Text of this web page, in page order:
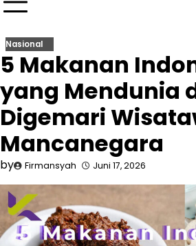
Nasional
5 Makanan
yang Mendunia
Digemari
Mancanegara
by Firmansyah Juni 17, 2026